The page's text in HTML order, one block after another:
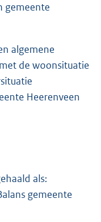
gemeente
algemene
de woonsituatie
Heerenveen
als:
gemeente